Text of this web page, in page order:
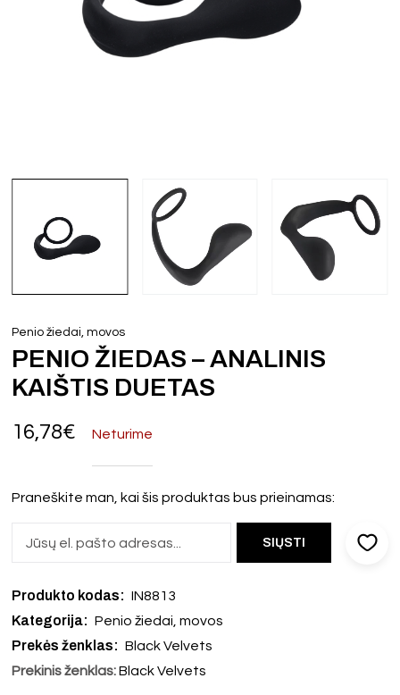
Penio žiedai, movos
PENIO ŽIEDAS – ANALINIS
KAIŠTIS DUETAS
16,78€ Neturime
Praneškite man, kai šis produktas bus prieinamas:
Produkto kodas: IN8813
Kategorija: Penio žiedai, movos
Prekės ženklas: Black Velvets
Prekinis ženklas: Black Velvets